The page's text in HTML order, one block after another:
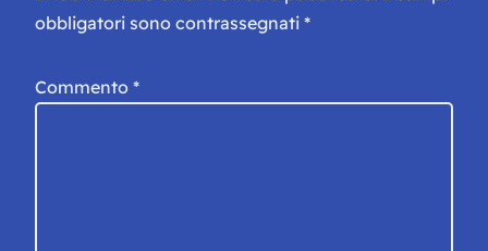
obbligatori sono contrassegnati *
Commento *